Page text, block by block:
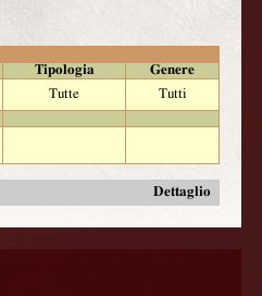
Tipologia
Genere
Tutte
Tutti
Dettaglio